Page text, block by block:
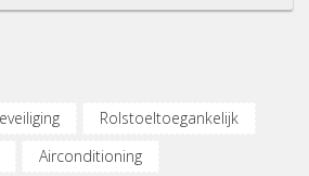
Rolstoeltoegankelijk
Airconditioning